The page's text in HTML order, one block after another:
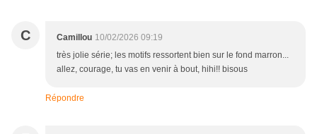
C Camillou 10/02/2026 09:19
très jolie série; les motifs ressortent bien sur le fond marron...
allez, courage, tu vas en venir à bout, hihi!! bisous
Répondre